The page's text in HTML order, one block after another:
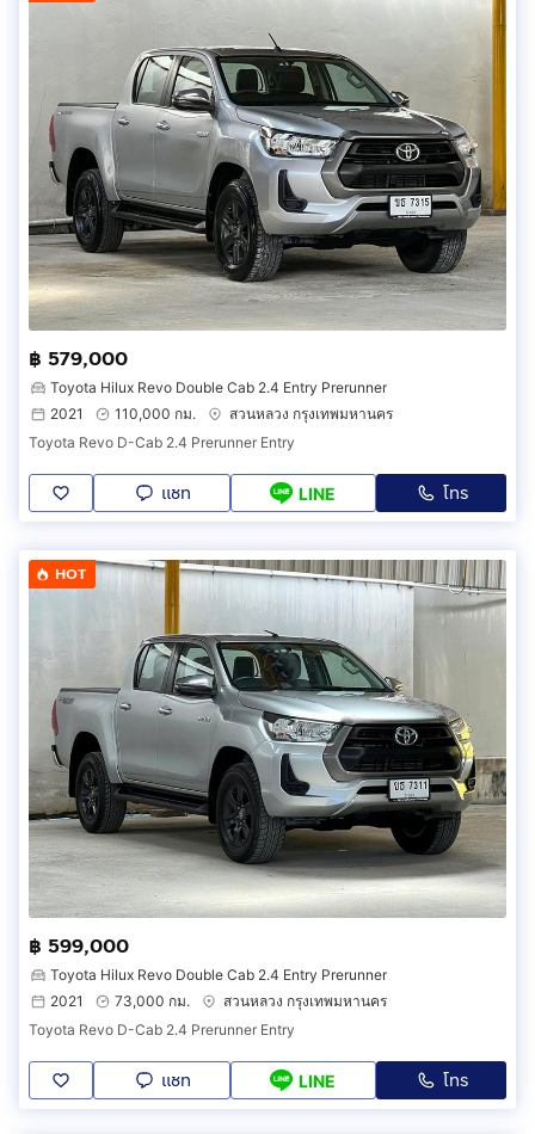
฿ 579,000
Toyota Hilux Revo Double Cab 2.4 Entry Prerunner
2021
110,000 กม.
สวนหลวง กรุงเทพมหานคร
Toyota Revo D-Cab 2.4 Prerunner Entry
แชท LINE โทร
HOT
฿ 599,000
Toyota Hilux Revo Double Cab 2.4 Entry Prerunner
2021
73,000 กม.
สวนหลวง กรุงเทพมหานคร
Toyota Revo D-Cab 2.4 Prerunner Entry
แชท LINE โทร